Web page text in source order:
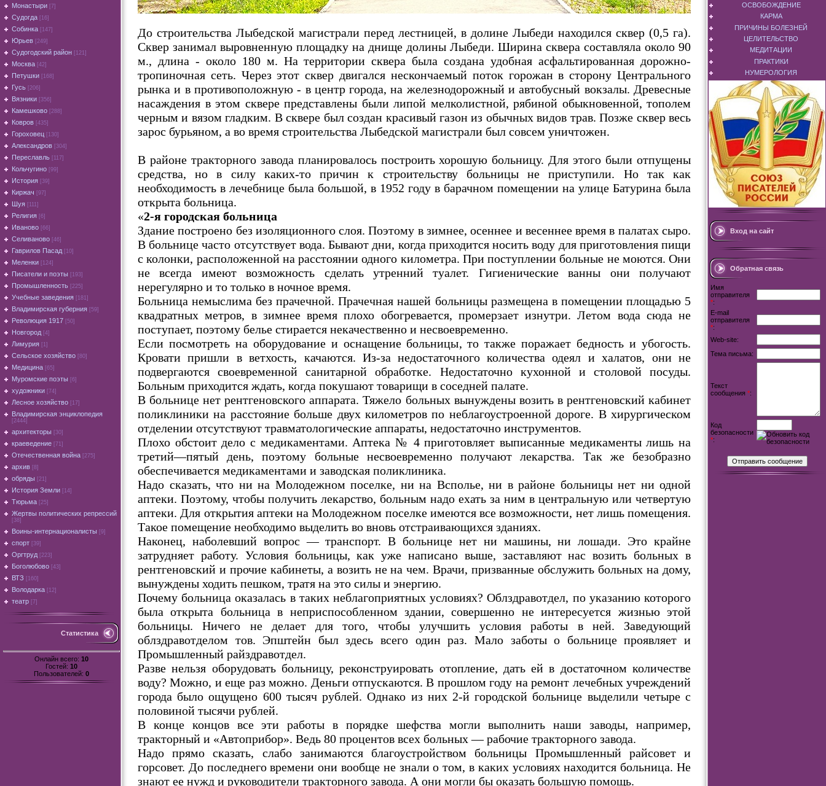
Монастыри [7]
Судогда [16]
Собинка [147]
Юрьев [249]
Судогодский район [121]
Москва [42]
Петушки [168]
Гусь [206]
Вязники [356]
Камешково [288]
Ковров [435]
Гороховец [130]
Александров [304]
Переславль [117]
Кольчугино [99]
История [39]
Киржач [97]
Шуя [111]
Религия [6]
Иваново [66]
Селиваново [46]
Гаврилов Пасад [10]
Меленки [124]
Писатели и поэты [193]
Промышленность [225]
Учебные заведения [181]
Владимирская губерния [59]
Революция 1917 [50]
Новгород [4]
Лимурия [1]
Сельское хозяйство [80]
Медицина [65]
Муромские поэты [6]
художники [74]
Лесное хозяйство [17]
Владимирская энциклопедия
[2444]
архитекторы [30]
краеведение [71]
Отечественная война [275]
архив [8]
обряды [21]
История Земли [14]
Тюрьма [25]
Жертвы политических репрессий
[38]
Воины-интернационалисты [9]
спорт [39]
Оргтруд [223]
Боголюбово [43]
ВТЗ [160]
Володарка [12]
театр [7]
Статистика
Онлайн всего: 10
Гостей: 10
Пользователей: 0
До строительства Лыбедской магистрали перед лестницей, в долине Лыбеди находился сквер (0,5 га).
Сквер занимал выровненную площадку на днище долины Лыбеди. Ширина сквера составляла около 90
м., длина - около 180 м. На территории сквера была создана удобная асфальтированная дорожно-
тропиночная сеть. Через этот сквер двигался нескончаемый поток горожан в сторону Центрального
рынка и в противоположную - в центр города, на железнодорожный и автобусный вокзалы. Древесные
насаждения в этом сквере представлены были липой мелколистной, рябиной обыкновенной, тополем
черным и вязом гладким. В сквере был создан красивый газон из обычных видов трав. Позже сквер весь
зарос бурьяном, а во время строительства Лыбедской магистрали был совсем уничтожен.
В районе тракторного завода планировалось построить хорошую больницу. Для этого были отпущены
средства, но в силу каких-то причин к строительству больницы не приступили. Но так как
необходимость в лечебнице была большой, в 1952 году в барачном помещении на улице Батурина была
открыта больница.
«2-я городская больница
Здание построено без изоляционного слоя. Поэтому в зимнее, осеннее и весеннее время в палатах сыро.
В больнице часто отсутствует вода. Бывают дни, когда приходится носить воду для приготовления пищи
с колонки, расположенной на расстоянии одного километра. При поступлении больные не моются. Они
не всегда имеют возможность сделать утренний туалет. Гигиенические ванны они получают
нерегулярно и то только в ночное время.
Больница немыслима без прачечной. Прачечная нашей больницы размещена в помещении площадью 5
квадратных метров, в зимнее время плохо обогревается, промерзает изнутри. Летом вода сюда не
поступает, поэтому белье стирается некачественно и несвоевременно.
Если посмотреть на оборудование и оснащение больницы, то также поражает бедность и убогость.
Кровати пришли в ветхость, качаются. Из-за недостаточного количества одеял и халатов, они не
подвергаются своевременной санитарной обработке. Недостаточно кухонной и столовой посуды.
Больным приходится ждать, когда покушают товарищи в соседней палате.
В больнице нет рентгеновского аппарата. Тяжело больных вынуждены возить в рентгеновский кабинет
поликлиники на расстояние больше двух километров по неблагоустроенной дороге. В хирургическом
отделении отсутствуют травматологические аппараты, недостаточно инструментов.
Плохо обстоит дело с медикаментами. Аптека № 4 приготовляет выписанные медикаменты лишь на
третий—пятый день, поэтому больные несвоевременно получают лекарства. Так же безобразно
обеспечивается медикаментами и заводская поликлиника.
Надо сказать, что ни на Молодежном поселке, ни на Всполье, ни в районе больницы нет ни одной
аптеки. Поэтому, чтобы получить лекарство, больным надо ехать за ним в центральную или четвертую
аптеки. Для открытия аптеки на Молодежном поселке имеются все возможности, нет лишь помещения.
Такое помещение необходимо выделить во вновь отстраивающихся зданиях.
Наконец, наболевший вопрос — транспорт. В больнице нет ни машины, ни лошади. Это крайне
затрудняет работу. Условия больницы, как уже написано выше, заставляют нас возить больных в
рентгеновский и прочие кабинеты, а возить не на чем. Врачи, призванные обслужить больных на дому,
вынуждены ходить пешком, тратя на это силы и энергию.
Почему больница оказалась в таких неблагоприятных условиях? Облздравотдел, по указанию которого
была открыта больница в неприспособленном здании, совершенно не интересуется жизнью этой
больницы. Ничего не делает для того, чтобы улучшить условия работы в ней. Заведующий
облздравотделом тов. Эпштейн был здесь всего один раз. Мало заботы о больнице проявляет и
Промышленный райздравотдел.
Разве нельзя оборудовать больницу, реконструировать отопление, дать ей в достаточном количестве
воду? Можно, и еще раз можно. Деньги отпускаются. В прошлом году на ремонт лечебных учреждений
города было ощущено 600 тысяч рублей. Однако из них 2-й городской больнице выделили четыре с
половиной тысячи рублей.
В конце концов все эти работы в порядке шефства могли выполнить наши заводы, например,
тракторный и «Автоприбор». Ведь 80 процентов всех больных — рабочие тракторного завода.
Надо прямо сказать, слабо занимаются благоустройством больницы Промышленный райсовет и
горсовет. До последнего времени они вообще не знали о том, в каких условиях находится больница. Не
знают ее нужд и руководители тракторного завода. А они могли бы оказать большую помощь.
ОСВОБОЖДЕНИЕ
КАРМА
ПРИЧИНЫ БОЛЕЗНЕЙ
ЦЕЛИТЕЛЬСТВО
МЕДИТАЦИИ
ПРАКТИКИ
НУМЕРОЛОГИЯ
Вход на сайт
Обратная связь
Имя
отправителя
*:
E-mail
отправителя
*:
Web-site:
Тема письма:
Текст
сообщения *:
Код
безопасности
*: